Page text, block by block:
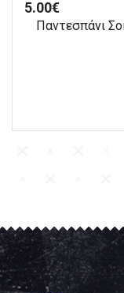
5.00€
Παντεσπάνι